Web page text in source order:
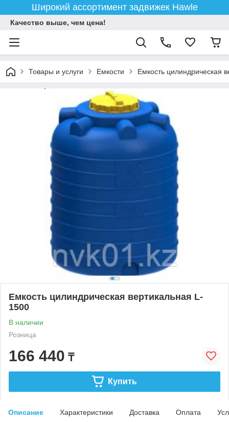
Широкий ассортимент задвижек Hawle
Качество выше, чем цена!
Товары и услуги Емкости Емкость цилиндрическая
Емкость цилиндрическая вертикальная L-
1500
В наличии
Розница
166 440 ₸
Купить
Описание Характеристики Доставка Оплата